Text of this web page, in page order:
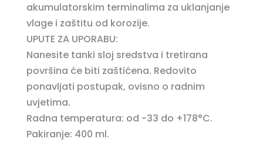
akumulatorskim terminalima za uklanjanje
vlage i zaštitu od korozije.
UPUTE ZA UPORABU:
Nanesite tanki sloj sredstva i tretirana
površina će biti zaštićena. Redovito
ponavljati postupak, ovisno o radnim
uvjetima.
Radna temperatura: od -33 do +178°C.
Pakiranje: 400 ml.